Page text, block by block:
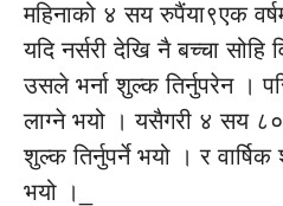
महिनाको ४ सय रुपैंया९एक
यदि नर्सरी देखि नै बच्चा सोहि
उसले भर्ना शुल्क तिर्नुपरेन ।
लाग्ने भयो । यसैगरी ४ सय ८०
शुल्क तिर्नुपर्ने भयो । र
भयो ।_